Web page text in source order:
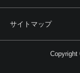
サイトマップ
Copyright